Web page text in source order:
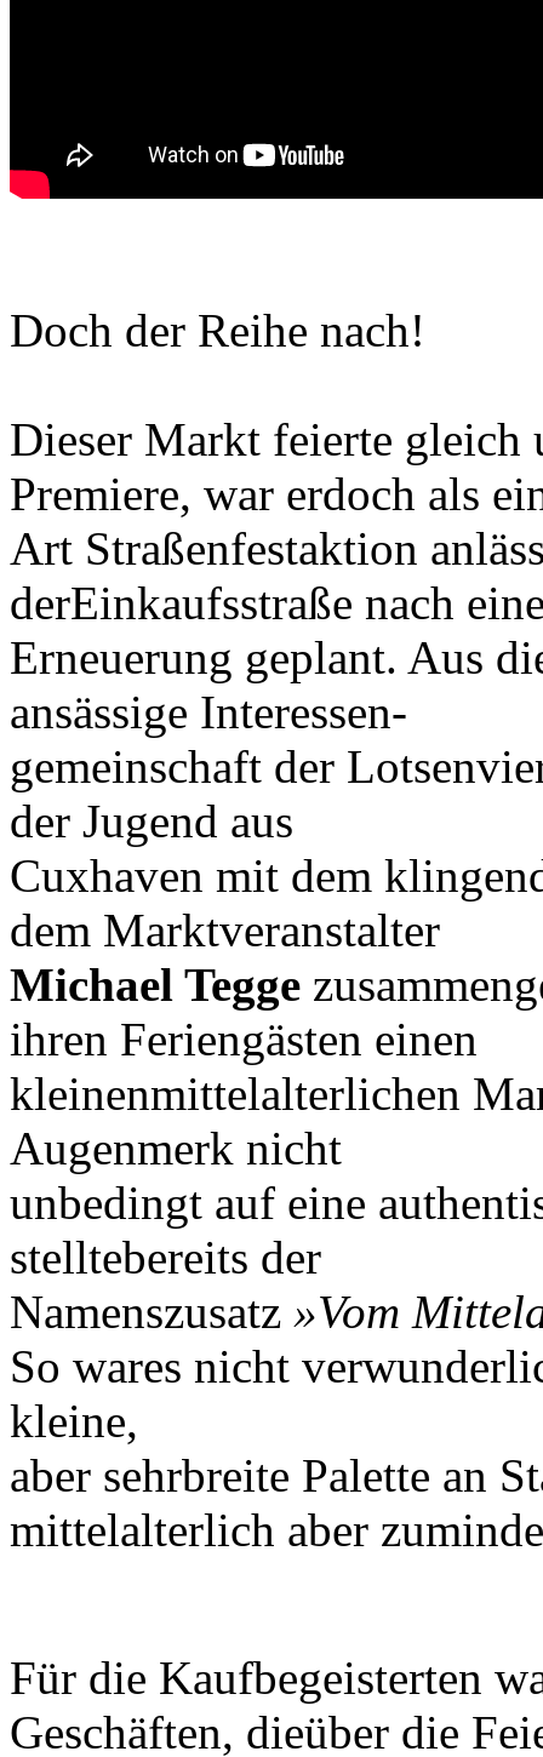
Doch der Reihe nach!
Dieser Markt feierte gleich
Premiere, war erdoch als
Art Straßenfestaktion
derEinkaufsstraße nach
Erneuerung geplant. Aus
ansässige Interessen-
gemeinschaft der
der Jugend aus
Cuxhaven mit dem
dem Marktveranstalter
Michael Tegge
ihren Feriengästen einen
kleinenmittelalterlichen
Augenmerk nicht
unbedingt auf eine
stelltebereits der
Namenszusatz »Vom
So wares nicht
kleine,
aber sehrbreite Palette an
mittelalterlich aber
Für die Kaufbegeisterten
Geschäften, dieüber die